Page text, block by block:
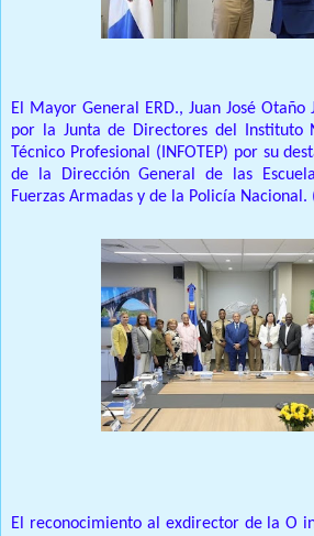
El Mayor General ERD., Juan José
por la Junta de Directores del Instituto
Técnico Profesional (INFOTEP) por su
de la Dirección General de las
Fuerzas Armadas y de la Policía Nacional.
El reconocimiento al exdirector de la O